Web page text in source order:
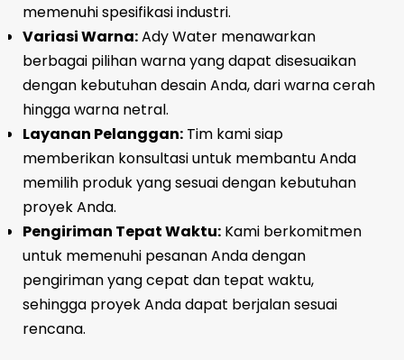
memenuhi spesifikasi industri.
Variasi Warna:Ady Water menawarkan
berbagai pilihan warna yang dapat disesuaikan
dengan kebutuhan desain Anda, dari warna cerah
hingga warna netral.
Layanan Pelanggan:Tim kami siap
memberikan konsultasi untuk membantu Anda
memilih produk yang sesuai dengan kebutuhan
proyek Anda.
Pengiriman Tepat Waktu:Kami berkomitmen
untuk memenuhi pesanan Anda dengan
pengiriman yang cepat dan tepat waktu,
sehingga proyek Anda dapat berjalan sesuai
rencana.